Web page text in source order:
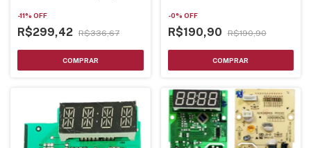
-11% OFF
R$299,42 R$336,67
-0% OFF
R$190,90 R$190,90